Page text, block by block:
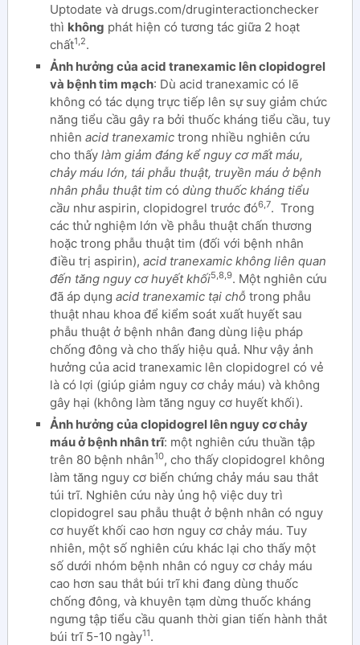
Uptodate và drugs.com/druginteractionchecker
thì không phát hiện có tương tác giữa 2 hoạt
chất1,2.
Ảnh hưởng của acid tranexamic lên clopidogrel
và bệnh tim mạch: Dù acid tranexamic có lẽ
không có tác dụng trực tiếp lên sự suy giảm chức
năng tiểu cầu gây ra bởi thuốc kháng tiểu cầu, tuy
nhiên acid tranexamictrong nhiều nghiên cứu
cho thấy làm giảm đáng kể nguy cơ mất máu,
chảy máu lớn, tái phẫu thuật, truyền máu ở bệnh
nhân phẫu thuật tim có dùng thuốc kháng tiểu
cầu như aspirin, clopidogrel trước đó6,7. Trong
các thử nghiệm lớn về phẫu thuật chấn thương
hoặc trong phẫu thuật tim (đối với bệnh nhân
điều trị aspirin), acid tranexamic không liên quan
đến tăng nguy cơ huyết khối5,8,9. Một nghiên cứu
đã áp dụng acid tranexamic tại chỗtrong phẫu
thuật nhau khoa để kiểm soát xuất huyết sau
phẫu thuật ở bệnh nhân đang dùng liệu pháp
chống đông và cho thấy hiệu quả. Như vậy ảnh
hưởng của acid tranexamic lên clopidogrel có vẻ
là có lợi (giúp giảm nguy cơ chảy máu) và không
gây hại (không làm tăng nguy cơ huyết khối).
Ảnh hưởng của clopidogrel lên nguy cơ chảy
máu ở bệnh nhân trĩ: một nghiên cứu thuần tập
trên 80 bệnh nhân10, cho thấy clopidogrel không
làm tăng nguy cơ biến chứng chảy máu sau thắt
túi trĩ. Nghiên cứu này ủng hộ việc duy trì
clopidogrel sau phẫu thuật ở bệnh nhân có nguy
cơ huyết khối cao hơn nguy cơ chảy máu. Tuy
nhiên, một số nghiên cứu khác lại cho thấy một
số dưới nhóm bệnh nhân có nguy cơ chảy máu
cao hơn sau thắt búi trĩ khi đang dùng thuốc
chống đông, và khuyên tạm dừng thuốc kháng
ngưng tập tiểu cầu quanh thời gian tiến hành thắt
búi trĩ 5-10 ngày11.